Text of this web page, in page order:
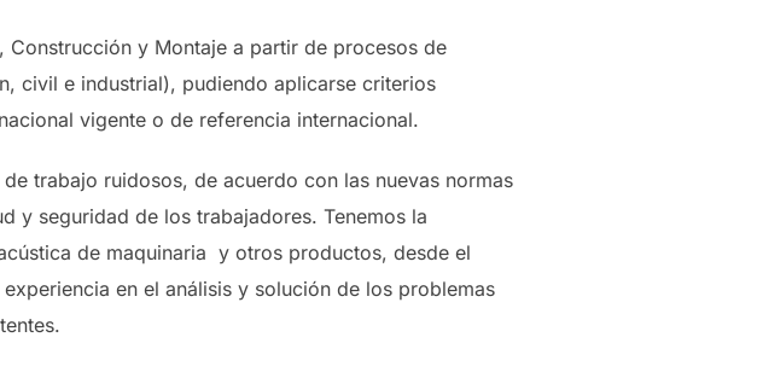
y Montaje a partir de procesos de
civil e industrial), pudiendo aplicarse criterios
vigente o de referencia internacional.
trabajo ruidosos, de acuerdo con las nuevas normas
y seguridad de los trabajadores. Tenemos la
de maquinaria y otros productos, desde el
en el análisis y solución de los problemas